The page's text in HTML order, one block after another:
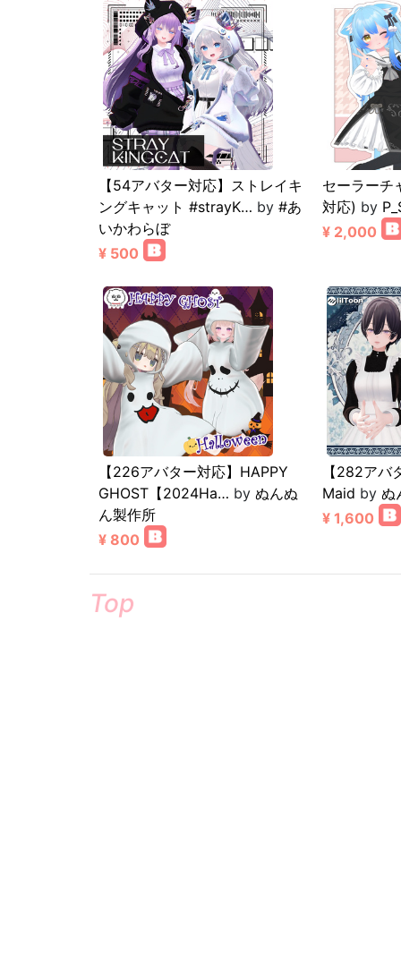
【54アバター対応】ストレイキ
ングキャット #strayK… by #あ
いかわらぼ
¥ 500
セーラーチ
対応) by
¥ 2,000
【226アバター対応】HAPPY
GHOST【2024Ha… by ぬんぬ
ん製作所
¥ 800
【282ア
Maid by ぬ
¥ 1,600
Top